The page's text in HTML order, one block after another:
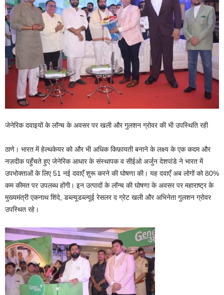
जेनेरिक दवाइयों के लॉन्च के अवसर पर खली और गुलशन ग्रोवर की भी उपस्थिति रही
ठाणे। भारत में हेल्थकेयर को और भी अधिक किफ़ायती बनाने के लक्ष्य के एक कदम और
नज़दीक पहुँचते हुए जेनेरिक आधार के संस्थापक व सीईओ अर्जुन देशपांडे ने भारत में
उपभोक्ताओं के लिए 51 नई दवाएँ शुरू करने की घोषणा की। यह दवाएँ अब लोगों को 80%
कम कीमत पर उपलब्ध होंगी। इन उत्पादों के लॉन्च की घोषणा के अवसर पर महाराष्ट्र के
मुख्यमंत्री एकनाथ शिंदे, डब्ल्यूडब्ल्यूई रेसलर द ग्रेट खली और अभिनेता गुलशन ग्रोवर
उपस्थित रहे।